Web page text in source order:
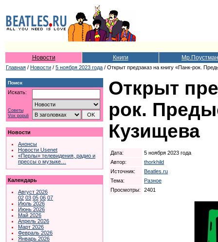
Новости Книги Мр.Поустман
Главная / Новости / 5 ноября 2023 года / Открыт предзаказ на книгу «Панк-рок.
Поиск
Искать:
Советы
Vox populi
Новости
Анонсы
Новости Usenet
«Перлы» телевидения, радио и
прессы о музыке…
Календарь
Август 2026
02 03 05 06 07
Июль 2026
Июнь 2026
Май 2026
Апрель 2026
Март 2026
Февраль 2026
Январь 2026
Открыт
рок.
Кузищева
Дата:
5 ноября 2023 года
Автор:
thorkhild
Источник:
Beatles.ru
Тема:
Разное
Просмотры:
2401